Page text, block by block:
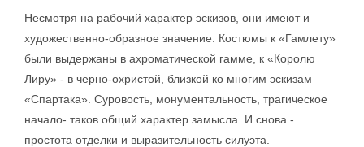
Несмотря на рабочий характер эскизов, они имеют и
художественно-образное значение. Костюмы к «Гамлету»
были выдержаны в ахроматической гамме, к «Королю
Лиру» - в черно-охристой, близкой ко многим эскизам
«Спартака». Суровость, монументальность, трагическое
начало- таков общий характер замысла. И снова -
простота отделки и выразительность силуэта.